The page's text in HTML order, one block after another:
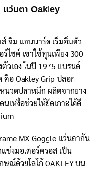
แว่นตา Oakley
จิม แจนนาร์ด เริ่มอิ่มตัว
ร์ไซค์ เขาใช้ทุนเพียง 300
วเอง ในปี 1975 แบรนด์
คือ Oakley Grip ปลอก
นวดปลาหมึก ผลิตจากยาง
เหงื่อช่วยให้ยึดเกาะได้ดี
MX Goggle แว่นตากัน
ข่งมอเตอร์ครอส เป็น
ษณ์ด้วยโลโก้ OAKLEY บน